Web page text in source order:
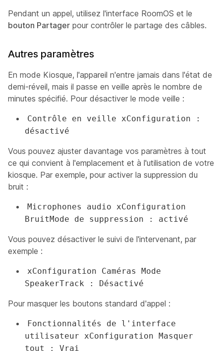
Pendant un appel, utilisez l'interface RoomOS et le
bouton Partager pour contrôler le partage des câbles.
Autres paramètres
En mode Kiosque, l'appareil n'entre jamais dans l'état de
demi-réveil, mais il passe en veille après le nombre de
minutes spécifié. Pour désactiver le mode veille :
Contrôle en veille xConfiguration :
désactivé
Vous pouvez ajuster davantage vos paramètres à tout
ce qui convient à l'emplacement et à l'utilisation de votre
kiosque. Par exemple, pour activer la suppression du
bruit :
Microphones audio xConfiguration
BruitMode de suppression : activé
Vous pouvez désactiver le suivi de l'intervenant, par
exemple :
xConfiguration Caméras Mode
SpeakerTrack : Désactivé
Pour masquer les boutons standard d'appel :
Fonctionnalités de l'interface
utilisateur xConfiguration Masquer
tout : Vrai